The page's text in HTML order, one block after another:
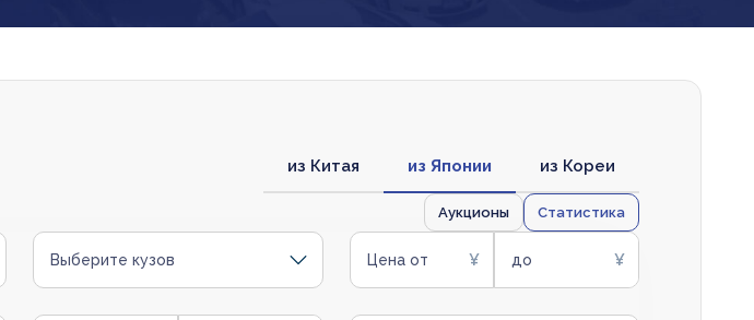
из Китая из Японии из Кореи
Аукционы Статистика
Выберите кузов Цена от до